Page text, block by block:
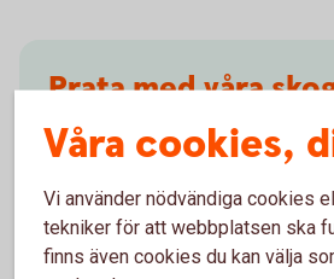
Prata med våra
inom juridik, ägarskifte,
pensionslösningar, finansiering
Våra cookies,
Vi använder nödvändiga cookies
tekniker för att webbplatsen ska
finns även cookies du kan välja